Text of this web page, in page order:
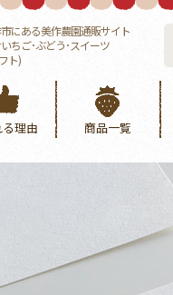
にある美作農園通販サイト
ちご･ぶどう･スイーツ
ト)
理由 商品一覧